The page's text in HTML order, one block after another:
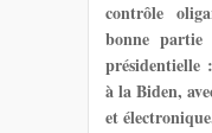
contrôle
bonne
présidentielle
à la Biden,
et